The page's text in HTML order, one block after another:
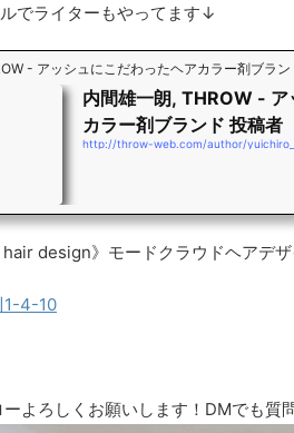
でライターもやってます↓
- アッシュにこだわったヘアカラー剤ブラン
内間雄一朗, THROW -
カラー剤ブランド 投稿者
http://throw-web.com/author/
hair design》モードクラウドヘアデ
1-4-10
よろしくお願いします！DMでも質